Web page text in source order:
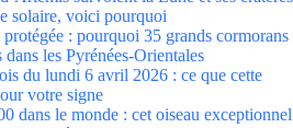
solaire, voici pourquoi
: pourquoi 35 grands cormorans
dans les Pyrénées-Orientales
du lundi 6 avril 2026 : ce que cette
votre signe
dans le monde : cet oiseau exceptionnel